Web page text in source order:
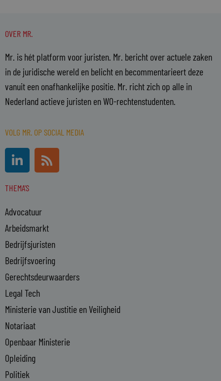
OVER MR.
Mr. is hét platform voor juristen. Mr. bericht over actuele zaken
in de juridische wereld en belicht en becommentarieert deze
vanuit een onafhankelijke positie. Mr. richt zich op alle in
Nederland actieve juristen en WO-rechtenstudenten.
VOLG MR. OP SOCIAL MEDIA
i
k
d
i
n
-
i
n
R
s
THEMA'S
Advocatuur
Arbeidsmarkt
Bedrijfsjuristen
Bedrijfsvoering
Gerechtsdeurwaarders
Legal Tech
Ministerie van Justitie en Veiligheid
Notariaat
Openbaar Ministerie
Opleiding
Politiek